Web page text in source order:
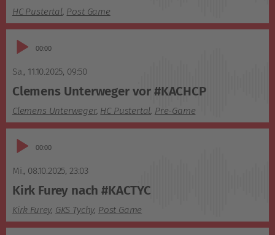
HC Pustertal, Post Game
Audio-00:00
Sa., 11.10.2025, 09:50
Clemens Unterweger vor #KACHCP
Clemens Unterweger, HC Pustertal, Pre-Game
Audio-00:00
Mi., 08.10.2025, 23:03
Kirk Furey nach #KACTYC
Kirk Furey, GKS Tychy, Post Game